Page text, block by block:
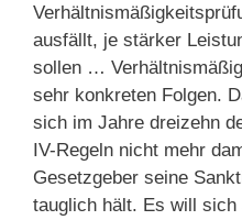
ausfällt, je stärker
sollen …
sehr konkreten Folgen.
sich im Jahre dreizehn
IV-Regeln nicht mehr
Gesetzgeber seine
tauglich hält. Es will